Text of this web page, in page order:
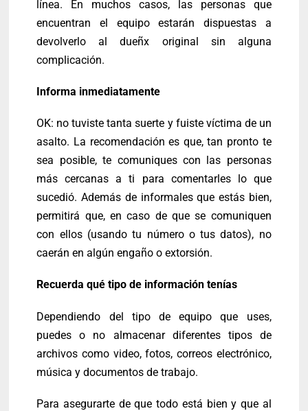
línea. En muchos casos, las personas que
encuentran el equipo estarán dispuestas a
devolverlo al dueñx original sin alguna
complicación.
Informa inmediatamente
OK: no tuviste tanta suerte y fuiste víctima de un
asalto. La recomendación es que, tan pronto te
sea posible, te comuniques con las personas
más cercanas a ti para comentarles lo que
sucedió. Además de informales que estás bien,
permitirá que, en caso de que se comuniquen
con ellos (usando tu número o tus datos), no
caerán en algún engaño o extorsión.
Recuerda qué tipo de información tenías
Dependiendo del tipo de equipo que uses,
puedes o no almacenar diferentes tipos de
archivos como video, fotos, correos electrónico,
música y documentos de trabajo.
Para asegurarte de que todo está bien y que al